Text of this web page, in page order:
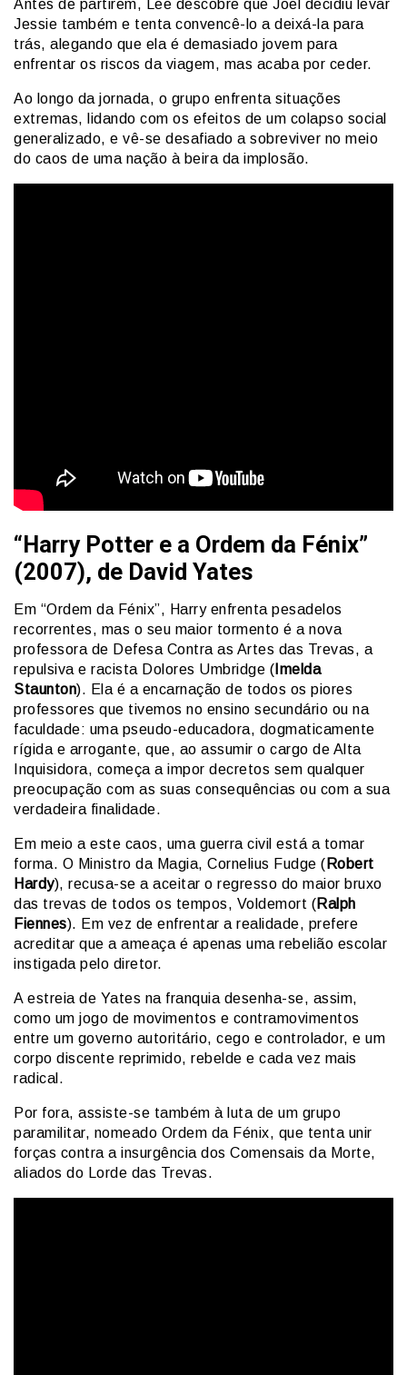
Antes de partirem, Lee descobre que Joel decidiu levar
Jessie também e tenta convencê-lo a deixá-la para
trás, alegando que ela é demasiado jovem para
enfrentar os riscos da viagem, mas acaba por ceder.
Ao longo da jornada, o grupo enfrenta situações
extremas, lidando com os efeitos de um colapso social
generalizado, e vê-se desafiado a sobreviver no meio
do caos de uma nação à beira da implosão.
“Harry Potter e a Ordem da Fénix”
(2007), de David Yates
Em “Ordem da Fénix”, Harry enfrenta pesadelos
recorrentes, mas o seu maior tormento é a nova
professora de Defesa Contra as Artes das Trevas, a
repulsiva e racista Dolores Umbridge ( Imelda
Staunton). Ela é a encarnação de todos os piores
professores que tivemos no ensino secundário ou na
faculdade: uma pseudo-educadora, dogmaticamente
rígida e arrogante, que, ao assumir o cargo de Alta
Inquisidora, começa a impor decretos sem qualquer
preocupação com as suas consequências ou com a sua
verdadeira finalidade.
Em meio a este caos, uma guerra civil está a tomar
forma. O Ministro da Magia, Cornelius Fudge ( Robert
Hardy), recusa-se a aceitar o regresso do maior bruxo
das trevas de todos os tempos, Voldemort (Ralph
Fiennes). Em vez de enfrentar a realidade, prefere
acreditar que a ameaça é apenas uma rebelião escolar
instigada pelo diretor.
A estreia de Yates na franquia desenha-se, assim,
como um jogo de movimentos e contramovimentos
entre um governo autoritário, cego e controlador, e um
corpo discente reprimido, rebelde e cada vez mais
radical.
Por fora, assiste-se também à luta de um grupo
paramilitar, nomeado Ordem da Fénix, que tenta unir
forças contra a insurgência dos Comensais da Morte,
aliados do Lorde das Trevas.